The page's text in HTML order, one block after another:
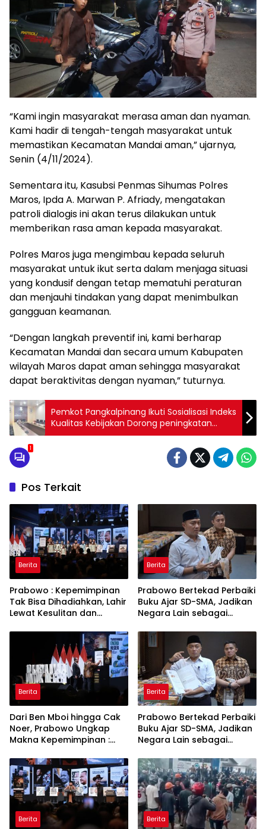
“Kami ingin masyarakat merasa aman dan nyaman.
Kami hadir di tengah-tengah masyarakat untuk
memastikan Kecamatan Mandai aman,” ujarnya,
Senin (4/11/2024).
Sementara itu, Kasubsi Penmas Sihumas Polres
Maros, Ipda A. Marwan P. Afriady, mengatakan
patroli dialogis ini akan terus dilakukan untuk
memberikan rasa aman kepada masyarakat.
Polres Maros juga mengimbau kepada seluruh
masyarakat untuk ikut serta dalam menjaga situasi
yang kondusif dengan tetap mematuhi peraturan
dan menjauhi tindakan yang dapat menimbulkan
gangguan keamanan.
“Dengan langkah preventif ini, kami berharap
Kecamatan Mandai dan secara umum Kabupaten
wilayah Maros dapat aman sehingga masyarakat
dapat beraktivitas dengan nyaman,” tuturnya.
Pemkot Pangkalpinang Ikuti Sosialisasi Indeks
Kualitas Kebijakan Dorong peningkatan
mutu kebijakan dan pelayanan publik
1
Pos Terkait
Berita
Prabowo : Kepemimpinan
Tak Bisa Dihadiahkan, Lahir
Lewat Kesulitan dan
Berita
Prabowo Bertekad Perbaiki
Buku Ajar SD-SMA, Jadikan
Negara Lain sebagai
Berita
Dari Ben Mboi hingga Cak
Noer, Prabowo Ungkap
Makna Kepemimpinan :
Gunakan Akal Sehat
Berita
Prabowo Bertekad Perbaiki
Buku Ajar SD-SMA, Jadikan
Negara Lain sebagai
Berita Berita